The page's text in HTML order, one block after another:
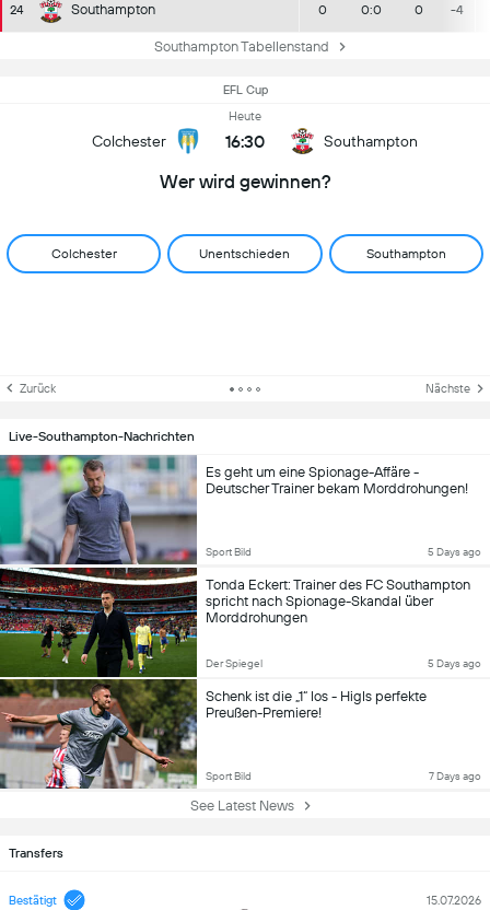
24 Southampton 0 0:0 0 -4
Southampton Tabellenstand
EFL Cup
Colchester
Heute
16:30 Southampton
Wer wird gewinnen?
Colchester Unentschieden Southampton
Zurück Nächste
Live-Southampton-Nachrichten
Es geht um eine Spionage-Affäre -
Deutscher Trainer bekam Morddrohungen!
Sport Bild 5 Days ago
Tonda Eckert: Trainer des FC Southampton
spricht nach Spionage-Skandal über
Morddrohungen
Der Spiegel 5 Days ago
Schenk ist die „1“ los - Higls perfekte
Preußen-Premiere!
Sport Bild 7 Days ago
See Latest News
Transfers
Bestätigt 15.07.2026